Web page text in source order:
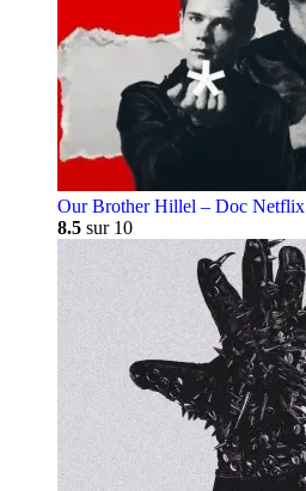
Our Brother Hillel – Doc Netflix
8.5 sur 10